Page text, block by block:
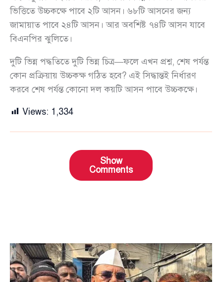
ভিত্তিতে উচ্চকক্ষে পাবে ২টি আসন। ৬৮টি আসনের জন্য
জামায়াত পাবে ২৪টি আসন। আর অবশিষ্ট ৭৪টি আসন যাবে
বিএনপির ঝুলিতে।
দুটি ভিন্ন পদ্ধতিতে দুটি ভিন্ন চিত্র—ফলে এখন প্রশ্ন, শেষ পর্যন্ত
কোন প্রক্রিয়ায় উচ্চকক্ষ গঠিত হবে? এই সিদ্ধান্তই নির্ধারণ
করবে শেষ পর্যন্ত কোনো দল কয়টি আসন পাবে উচ্চকক্ষে।
Views: 1,334
Show
Comments